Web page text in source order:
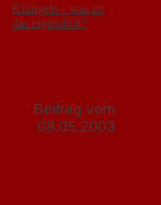
Klüngeln - was ist
das eigentlich?
Beitrag vom
08.05.2003